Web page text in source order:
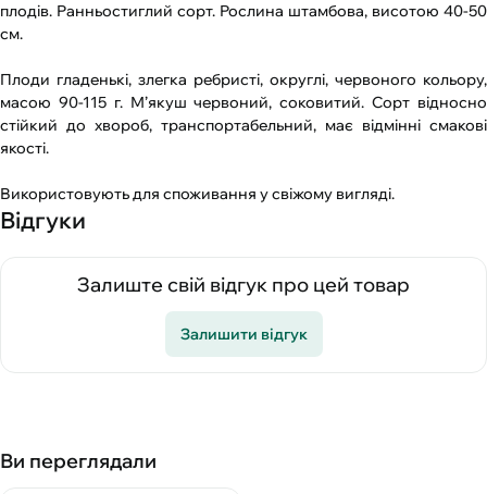
плодів. Ранньостиглий сорт. Рослина штамбова, висотою 40-50
см.
Плоди гладенькі, злегка ребристі, округлі, червоного кольору,
масою 90-115 г. М’якуш червоний, соковитий. Сорт відносно
стійкий до хвороб, транспортабельний, має відмінні смакові
якості.
Використовують для споживання у свіжому вигляді.
Відгуки
Залиште свій відгук про цей товар
Залишити відгук
Ви переглядали